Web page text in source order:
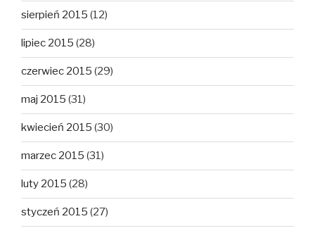
sierpień 2015 (12)
lipiec 2015 (28)
czerwiec 2015 (29)
maj 2015 (31)
kwiecień 2015 (30)
marzec 2015 (31)
luty 2015 (28)
styczeń 2015 (27)